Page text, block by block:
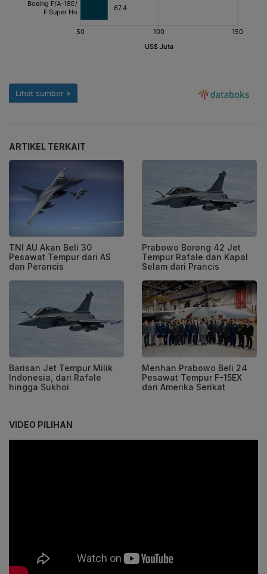
ARTIKEL TERKAIT
TNI AU Akan Beli 30
Pesawat Tempur dari AS
dan Perancis
Prabowo Borong 42 Jet
Tempur Rafale dan Kapal
Selam dari Prancis
Barisan Jet Tempur Milik
Indonesia, dari Rafale
hingga Sukhoi
Menhan Prabowo Beli 24
Pesawat Tempur F-15EX
dari Amerika Serikat
VIDEO PILIHAN